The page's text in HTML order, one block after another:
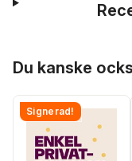
Du kanske
Signerad!